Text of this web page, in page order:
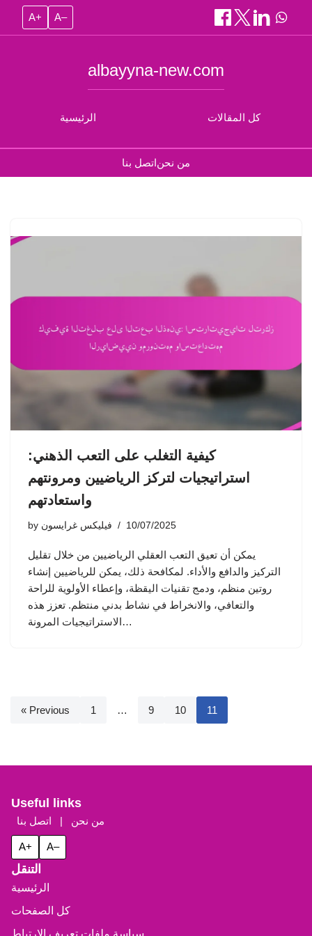
A+ A–
الرئيسية
albayyna-new.com
كل المقالات
اتصل بنامن نحن
كيفية التغلب على التعب الذهني:
استراتيجيات لتركز الرياضيين ومرونتهم
واستعادتهم
by فيليكس غرايسون 10/07/2025
يمكن أن تعيق التعب العقلي الرياضيين من خلال تقليل
التركيز والدافع والأداء. لمكافحة ذلك، يمكن للرياضيين إنشاء
روتين منظم، ودمج تقنيات اليقظة، وإعطاء الأولوية للراحة
والتعافي، والانخراط في نشاط بدني منتظم. تعزز هذه
الاستراتيجيات المرونة…
« Previous 1 … 9 10 11
Useful links
من نحن | اتصل بنا
A+ A–
التنقل
الرئيسية
كل الصفحات